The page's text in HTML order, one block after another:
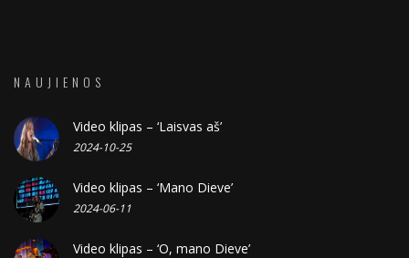
NAUJIENOS
Video klipas – ‘Laisvas aš’
2024-10-25
Video klipas – ‘Mano Dieve’
2024-06-11
Video klipas – ‘O, mano Dieve’